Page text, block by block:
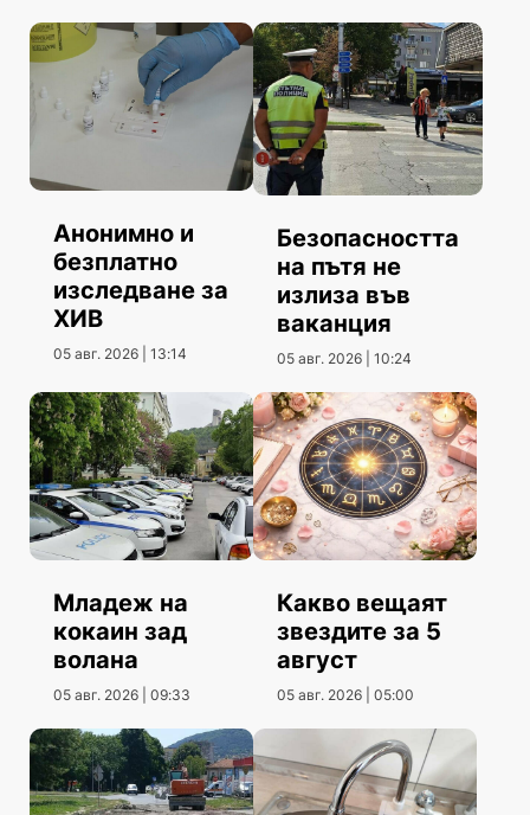
Анонимно и
безплатно
изследване за
ХИВ
05 авг. 2026 | 13:14
Безопасността
на пътя не
излиза във
ваканция
05 авг. 2026 | 10:24
Младеж на
кокаин зад
волана
05 авг. 2026 | 09:33
Какво вещаят
звездите за 5
август
05 авг. 2026 | 05:00